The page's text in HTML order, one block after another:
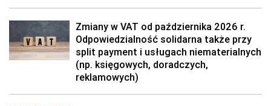
Zmiany w VAT od października 2026 r.
Odpowiedzialność solidarna także przy
split payment i usługach niematerialnych
(np. księgowych, doradczych,
reklamowych)